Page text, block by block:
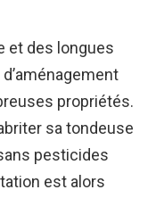
et des longues
propriétés.
sa tondeuse
pesticides
est alors